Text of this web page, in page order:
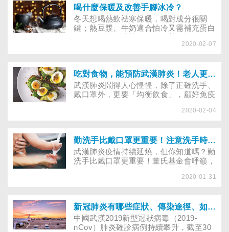
慮」？又該如何緩解其伴隨而來的負面情
緒呢？
降低或降低的比「接受」者慢。
喝什麼保暖及改善手腳冰冷？
冬天想喝熱飲祛寒保暖，喝對成分很關
鍵；熱豆漿、牛奶適合怕冷又需補充蛋白
的花草茶和薑母肉桂茶可有效暖身；但喝
2020-02-07
吃對食物，能預防武漢肺炎！老人更要避免缺乏這個營養素
武漢肺炎鬧得人心惶惶，除了正確洗手、
戴口罩外，更要「均衡飲食」，顧好免疫
風險最務實的方式之一。董氏基金會建議
每天均衡攝取六大類食物，每一類食物多
樣化，一天吃的食物種類要15種以上（不
含零食、糖果、飲料等）；但要避免只攝
2020-02-04
勤洗手比戴口罩更重要！注意洗手時機，防範武漢肺炎
武漢肺炎疫情持續延燒，但你知道嗎？勤
洗手比戴口罩更重要！董氏基金會呼籲，
步驟，是預防傳染病（病菌、病毒）最簡
2020-01-31
新冠肺炎有哪些症狀、傳染途徑、如何治療？怎麼自製消毒水？解開７個常見疑惑！
中國武漢2019新型冠狀病毒（2019-
nCov）肺炎確診病例持續攀升，截至30